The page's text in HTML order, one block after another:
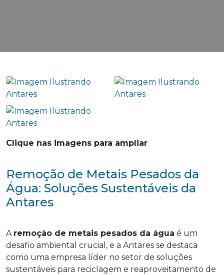
Clique nas imagens para ampliar
Remoção de Metais Pesados da
Água: Soluções Sustentáveis da
Antares
A remoção de metais pesados da água é um
desafio ambiental crucial, e a Antares se destaca
como uma empresa líder no setor de soluções
sustentáveis para reciclagem e reaproveitamento de